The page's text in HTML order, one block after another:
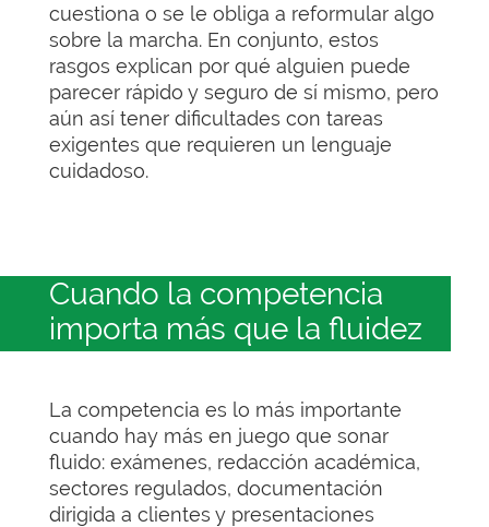
cuestiona o se le obliga a reformular algo
sobre la marcha. En conjunto, estos
rasgos explican por qué alguien puede
parecer rápido y seguro de sí mismo, pero
aún así tener dificultades con tareas
exigentes que requieren un lenguaje
cuidadoso.
Cuando la competencia
importa más que la fluidez
La competencia es lo más importante
cuando hay más en juego que sonar
fluido: exámenes, redacción académica,
sectores regulados, documentación
dirigida a clientes y presentaciones